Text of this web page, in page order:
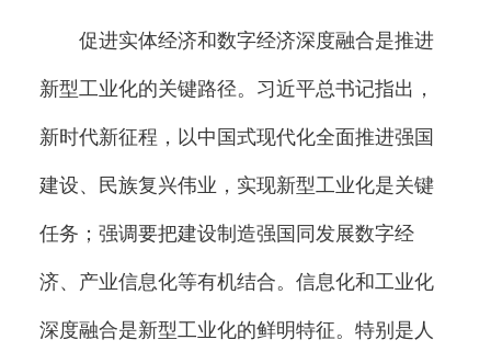
促进实体经济和数字经济深度融合是推进
新型工业化的关键路径。习近平总书记指出，
新时代新征程，以中国式现代化全面推进强国
建设、民族复兴伟业，实现新型工业化是关键
任务；强调要把建设制造强国同发展数字经
济、产业信息化等有机结合。信息化和工业化
深度融合是新型工业化的鲜明特征。特别是人